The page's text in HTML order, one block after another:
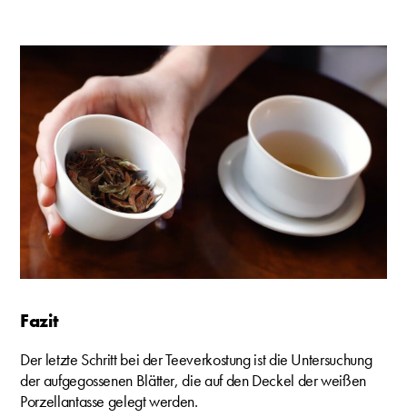
Fazit
Der letzte Schritt bei der Teeverkostung ist die Untersuchung
der aufgegossenen Blätter, die auf den Deckel der weißen
Porzellantasse gelegt werden.